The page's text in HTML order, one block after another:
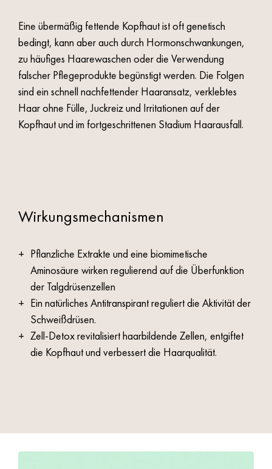
Eine übermäßig fettende Kopfhaut ist oft genetisch
bedingt, kann aber auch durch Hormonschwankungen,
zu häufiges Haarewaschen oder die Verwendung
falscher Pflegeprodukte begünstigt werden. Die Folgen
sind ein schnell nachfettender Haaransatz, verklebtes
Haar ohne Fülle, Juckreiz und Irritationen auf der
Kopfhaut und im fortgeschrittenen Stadium Haarausfall.
Wirkungsmechanismen
Pflanzliche Extrakte und eine biomimetische
Aminosäure wirken regulierend auf die Überfunktion
der Talgdrüsenzellen
Ein natürliches Antitranspirant reguliert die Aktivität der
Schweißdrüsen.
Zell-Detox revitalisiert haarbildende Zellen, entgiftet
die Kopfhaut und verbessert die Haarqualität.